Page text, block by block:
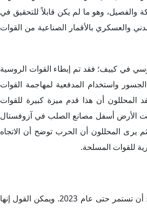
والفصيل، وهو ما لم يكن قابلاً للتحقيق في
والعسكري بالأقمار الصناعية من القوات
في كييف؛ فقد تم إبطاء القوات الروسية
واستخدام المدفعية لمهاجمة القوات
المحللون أن هذا قدم ميزة كبيرة للقوات
الأرض أسفل مصانع الصلب في آزوفستال
يرى المحللون أن الحرب توضح أن الاتجاه
للقوات المسلحة.
كانت حرب روسيا ضد أوكرانيا هي السمة المهيمنة على العلاقات الدولية في عام 2022 ومن المرجح أن تستمر حتى عام 2023. ويمكن القول إنها